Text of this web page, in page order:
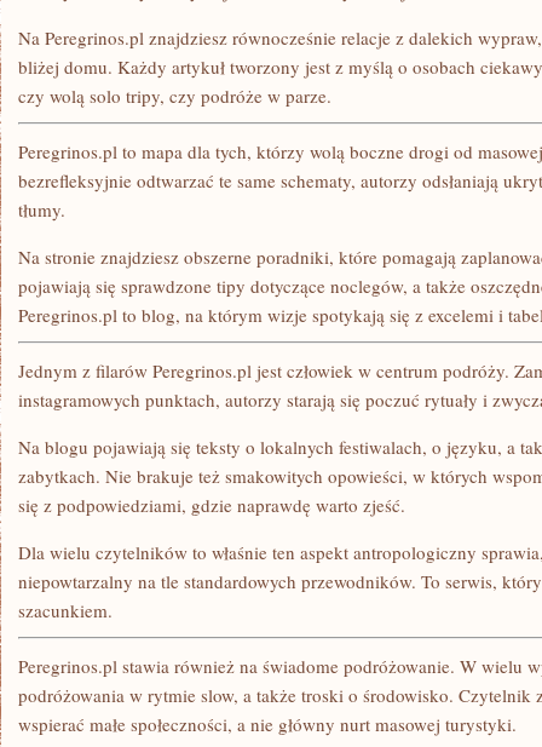
Na Peregrinos.pl znajdziesz równocześnie relacje z dalekich
bliżej domu. Każdy artykuł tworzony jest z myślą o osobach
czy wolą solo tripy, czy podróże w parze.
Peregrinos.pl to mapa dla tych, którzy wolą boczne drogi od
bezrefleksyjnie odtwarzać te same schematy, autorzy odsłaniają
tłumy.
Na stronie znajdziesz obszerne poradniki, które pomagają
pojawiają się sprawdzone tipy dotyczące noclegów, a także
Peregrinos.pl to blog, na którym wizje spotykają się z excelemi i
Jednym z filarów Peregrinos.pl jest człowiek w centrum podróży.
instagramowych punktach, autorzy starają się poczuć rytuały i
Na blogu pojawiają się teksty o lokalnych festiwalach, o języku, a
zabytkach. Nie brakuje też smakowitych opowieści, w których
się z podpowiedziami, gdzie naprawdę warto zjeść.
Dla wielu czytelników to właśnie ten aspekt antropologiczny
niepowtarzalny na tle standardowych przewodników. To serwis,
szacunkiem.
Peregrinos.pl stawia również na świadome podróżowanie. W wielu
podróżowania w rytmie slow, a także troski o środowisko. Czytelnik
wspierać małe społeczności, a nie główny nurt masowej turystyki.